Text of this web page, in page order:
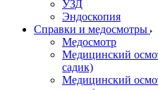
УЗД
Эндоскопия
Справки и медосмотры
Медосмотр
Медицинский
садик)
Медицинский